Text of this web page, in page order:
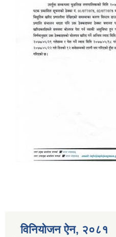
विनियोजन ऐन‚ २०८१